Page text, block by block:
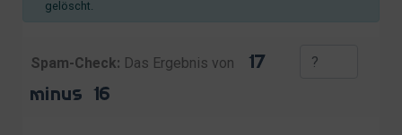
gelöscht.
Spam-Check: Das Ergebnis von